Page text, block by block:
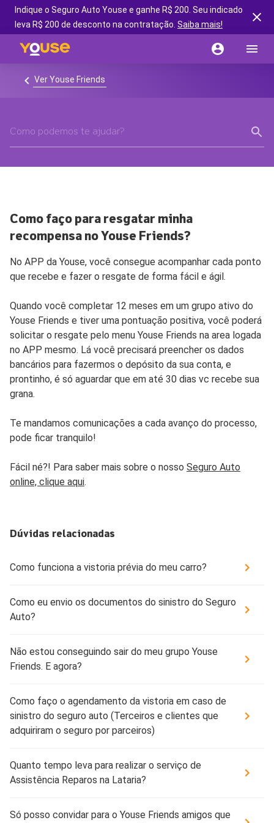
Indique o Seguro Auto Youse e ganhe R$ 200. Seu indicado
leva R$ 200 de desconto na contratação. Saiba mais!
Ver Youse Friends
Como faço para resgatar minha
recompensa no Youse Friends?
No APP da Youse, você consegue acompanhar cada ponto
que recebe e fazer o resgate de forma fácil e ágil.
Quando você completar 12 meses em um grupo ativo do
Youse Friends e tiver uma pontuação positiva, você poderá
solicitar o resgate pelo menu Youse Friends na area logada
no APP mesmo. Lá você precisará preencher os dados
bancários para fazermos o depósito da sua conta, e
prontinho, é só aguardar que em até 30 dias vc recebe sua
grana.
Te mandamos comunicações a cada avanço do processo,
pode ficar tranquilo!
Fácil né?! Para saber mais sobre o nosso Seguro Auto
online, clique aqui.
Dúvidas relacionadas
Como funciona a vistoria prévia do meu carro?
Como eu envio os documentos do sinistro do Seguro
Auto?
Não estou conseguindo sair do meu grupo Youse
Friends. E agora?
Como faço o agendamento da vistoria em caso de
sinistro do seguro auto (Terceiros e clientes que
adquiriram o seguro por parceiros)
Quanto tempo leva para realizar o serviço de
Assistência Reparos na Lataria?
Só posso convidar para o Youse Friends amigos que